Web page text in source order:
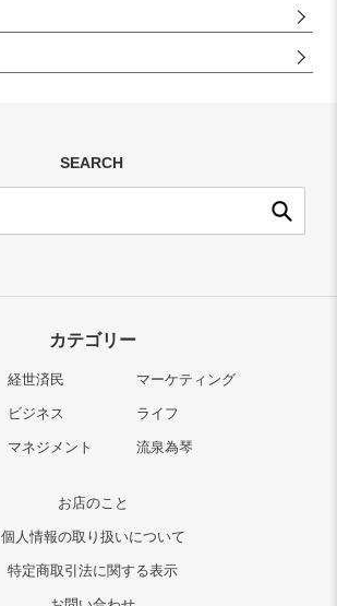
SEARCH
送
カテゴリー
経世済民
ビジネス
マネジメント
マーケティング
ライフ
流泉為琴
お店のこと
個人情報の取り扱いについて
特定商取引法に関する表示